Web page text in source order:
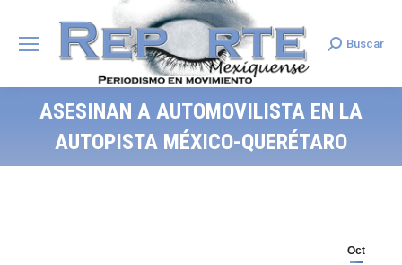
Search:
Buscar
ASESINAN A AUTOMOVILISTA EN LA
AUTOPISTA MÉXICO-QUERÉTARO
Oct